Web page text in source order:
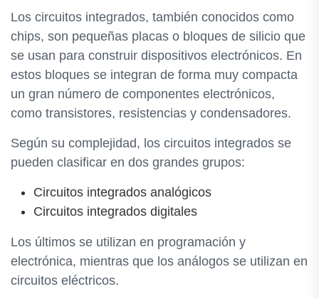
Los circuitos integrados, también conocidos como
chips, son pequeñas placas o bloques de silicio que
se usan para construir dispositivos electrónicos. En
estos bloques se integran de forma muy compacta
un gran número de componentes electrónicos,
como transistores, resistencias y condensadores.
Según su complejidad, los circuitos integrados se
pueden clasificar en dos grandes grupos:
Circuitos integrados analógicos
Circuitos integrados digitales
Los últimos se utilizan en programación y
electrónica, mientras que los análogos se utilizan en
circuitos eléctricos.